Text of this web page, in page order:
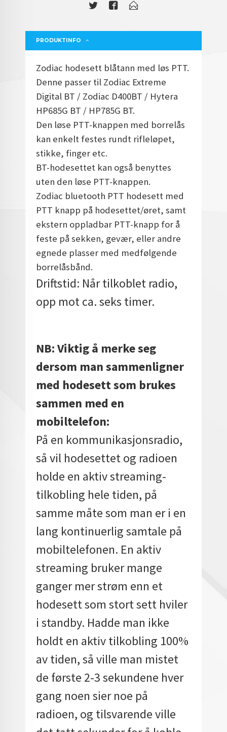
PRODUKTINFO
Zodiac hodesett blåtann med løs PTT.
Denne passer til Zodiac Extreme
Digital BT / Zodiac D400BT / Hytera
HP685G BT / HP785G BT.
Den løse PTT-knappen med borrelås
kan enkelt festes rundt rifleløpet,
stikke, finger etc.
BT-hodesettet kan også benyttes
uten den løse PTT-knappen.
Zodiac bluetooth PTT hodesett med
PTT knapp på hodesettet/øret, samt
ekstern oppladbar PTT-knapp for å
feste på sekken, gevær, eller andre
egnede plasser med medfølgende
borrelåsbånd.
Driftstid: Når tilkoblet radio,
opp mot ca. seks timer.
NB: Viktig å merke seg
dersom man sammenligner
med hodesett som brukes
sammen med en
mobiltelefon:
På en kommunikasjonsradio,
så vil hodesettet og radioen
holde en aktiv streaming-
tilkobling hele tiden, på
samme måte som man er i en
lang kontinuerlig samtale på
mobiltelefonen. En aktiv
streaming bruker mange
ganger mer strøm enn et
hodesett som stort sett hviler
i standby. Hadde man ikke
holdt en aktiv tilkobling 100%
av tiden, så ville man mistet
de første 2-3 sekundene hver
gang noen sier noe på
radioen, og tilsvarende ville